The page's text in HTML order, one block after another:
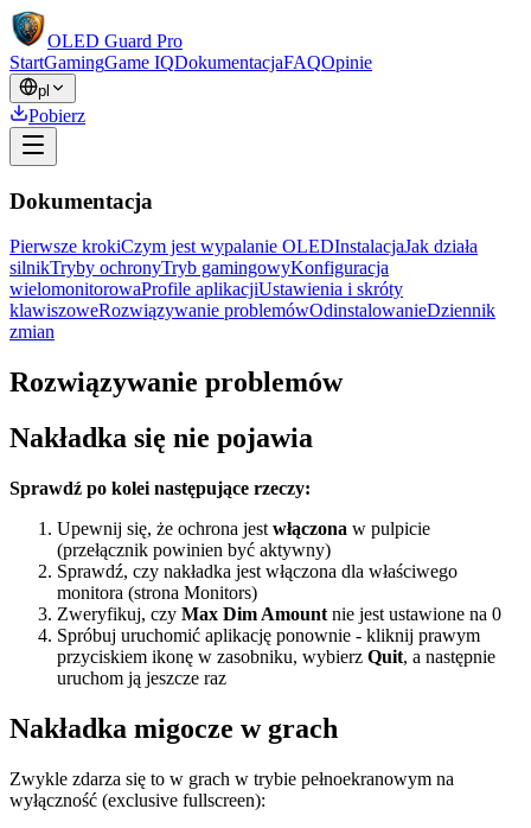
OLED Guard Pro
StartGamingGame IQDokumentacjaFAQOpinie
pl
Pobierz
Dokumentacja
Pierwsze krokiCzym jest wypalanie OLEDInstalacjaJak działa
silnikTryby ochronyTryb gamingowyKonfiguracja
wielomonitorowaProfile aplikacjiUstawienia i skróty
klawiszoweRozwiązywanie problemówOdinstalowanieDziennik
zmian
Rozwiązywanie problemów
Nakładka się nie pojawia
Sprawdź po kolei następujące rzeczy:
Upewnij się, że ochrona jest włączona w pulpicie
(przełącznik powinien być aktywny)
Sprawdź, czy nakładka jest włączona dla właściwego
monitora (strona Monitors)
Zweryfikuj, czy Max Dim Amount nie jest ustawione na 0
Spróbuj uruchomić aplikację ponownie - kliknij prawym
przyciskiem ikonę w zasobniku, wybierz Quit, a następnie
uruchom ją jeszcze raz
Nakładka migocze w grach
Zwykle zdarza się to w grach w trybie pełnoekranowym na
wyłączność (exclusive fullscreen):